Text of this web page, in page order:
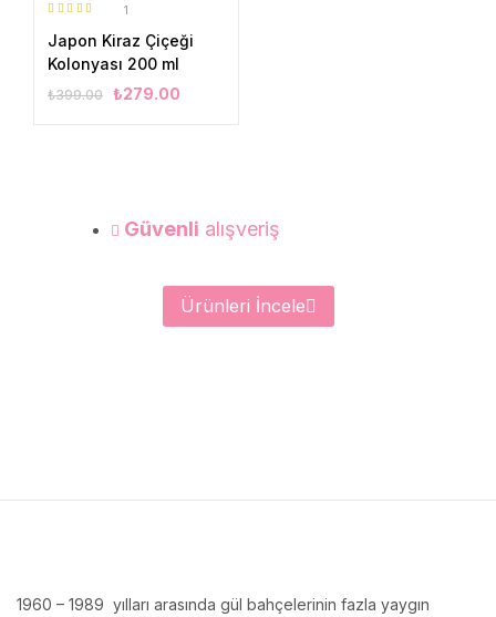
5.00oy aldı
1
Japon Kiraz Çiçeği
Kolonyası 200 ml
₺399.00 ₺279.00
Güvenli alışveriş
Ürünleri İncele
1960 – 1989 yılları arasında gül bahçelerinin fazla yaygın